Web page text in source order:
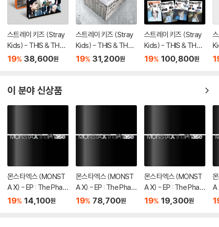
스트레이 키즈 (Stray
Kids) - THIS & THAT
[2종 SET]
19% 38,600원
스트레이 키즈 (Stray
Kids) - THIS & THAT
[TRUCK VER.]
19% 31,200원
스트레이 키즈 (Stray
Kids) - THIS & THAT
[& VER.][8종 SET]
19% 100,800원
이 분야 신상품
몬스타엑스 (MONST
A X) - EP : The Phas
e [DIGIPAK ver.][5종
19% 14,100원
몬스타엑스 (MONST
A X) - EP : The Phas
e [4종 SET]
19% 78,700원
몬스타엑스 (MONST
A X) - EP : The Phas
e [PHASE ver.]
19% 19,300원
A
e